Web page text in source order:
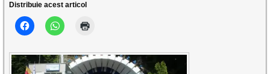
Distribuie acest articol